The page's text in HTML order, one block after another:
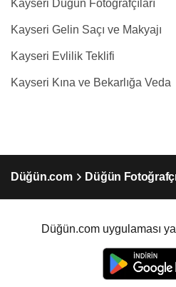
Kayseri Düğün Fotoğrafçıları
Kayseri Gelin Saçı ve Makyajı
Kayseri Evlilik Teklifi
Kayseri Kına ve Bekarlığa Veda
Düğün.com Düğün
Düğün.com uygulaması